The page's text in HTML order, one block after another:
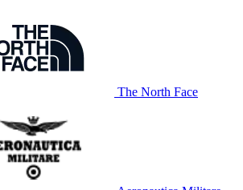
The North Face